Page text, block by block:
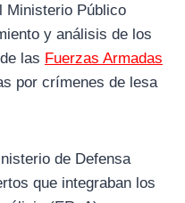
Ministerio Público
y análisis de los
las Fuerzas Armadas
por crímenes de lesa
de Defensa
que integraban los